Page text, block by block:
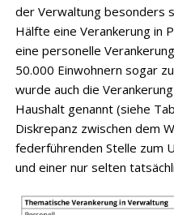
der Verwaltung besonders
Hälfte eine Verankerung in
eine personelle
50.000 Einwohnern sogar
wurde auch die
Haushalt genannt (siehe
Diskrepanz zwischen dem
federführenden Stelle zum
und einer nur selten